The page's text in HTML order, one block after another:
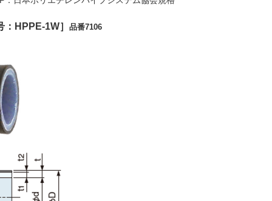
：HPPE-1W］品番7106